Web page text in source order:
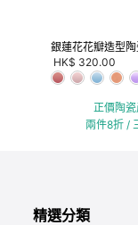
銀蓮花花瓣造型
HK$ 320.00
正價陶
兩件8折 /
精選分類